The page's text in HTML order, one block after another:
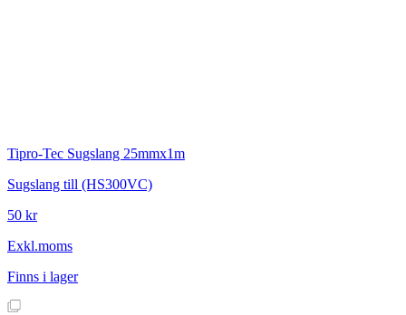
Tipro-Tec Sugslang 25mmx1m
Sugslang till (HS300VC)
50 kr
Exkl.moms
Finns i lager